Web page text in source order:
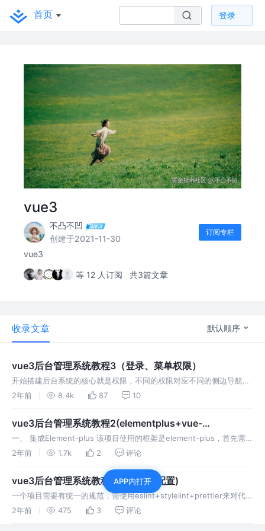
首页 登录
vue3
不凸不凹
创建于2021-11-30
订阅专栏
vue3
等 12 人订阅 共3篇文章
收录文章 默认顺序
vue3后台管理系统教程3（登录、菜单权限）
开始搭建后台系统的核心就是权限，不同的权限对应不同的侧边导航。
一般的逻辑是：登录后获取得到token，再通过token获取用户信息
由，并动态
2年前 8.4k 87 10
vue3后台管理系统教程2(elementplus+vue-
router+axios+pinia等配置)
一、 集成Element-plus 该项目使用的框架是element-plus，首先需要
安装和配置element-plus。 1.安装Element Plus和图标组件 2.全局注
2年前 1.7k 2 评论
vue3后台管理系统教程1(项目规范配置)
一个项目需要有统一的规范，需使用eslint+stylelint+prettier来对代码
质量做检测和修复，提交代码需使用husky来做commit拦截，通过
2年前 475 3 评论
APP内打开